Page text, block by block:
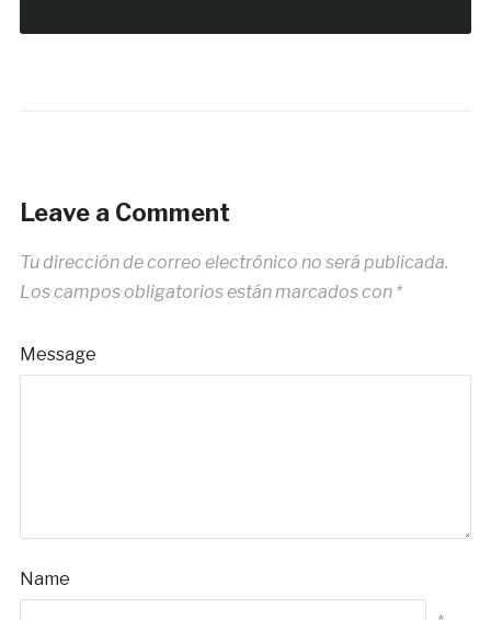
Leave a Comment
Tu dirección de correo electrónico no será publicada.
Los campos obligatorios están marcados con *
Message
Name